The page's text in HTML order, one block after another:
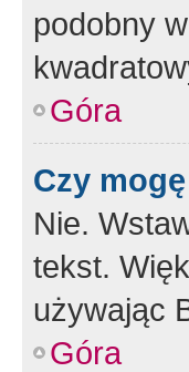
podobny
Góra
Czy
Nie.
tekst.
używając
Góra